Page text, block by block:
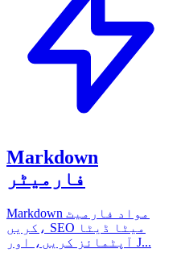
Markdown
فارمیٹر
Markdown مواد فارمیٹ
کریں، SEO میٹا ڈیٹا
آپٹمائز کریں، اور J...